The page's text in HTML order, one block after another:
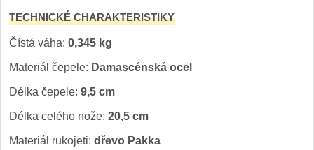
TECHNICKÉ CHARAKTERISTIKY
Čístá váha: 0,345 kg
Materiál čepele: Damascénská ocel
Délka čepele: 9,5 cm
Délka celého nože: 20,5 cm
Materiál rukojeti: dřevo Pakka